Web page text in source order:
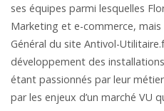
ses équipes parmi lesquelles
Marketing et e-commerce,
Général du site Antivol-
développement des
étant passionnés par leur
par les enjeux d’un marché VU